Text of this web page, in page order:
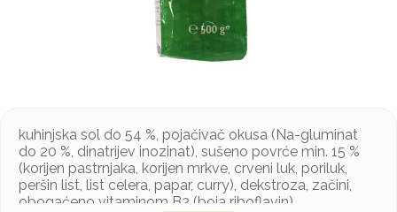
kuhinjska sol do 54 %, pojačivač okusa (Na-gluminat
do 20 %, dinatrijev inozinat), sušeno povrće min. 15 %
(korijen pastrnjaka, korijen mrkve, crveni luk, poriluk,
peršin list, list celera, papar, curry), dekstroza, začini,
obogaćeno vitaminom B2 (boja riboflavin)